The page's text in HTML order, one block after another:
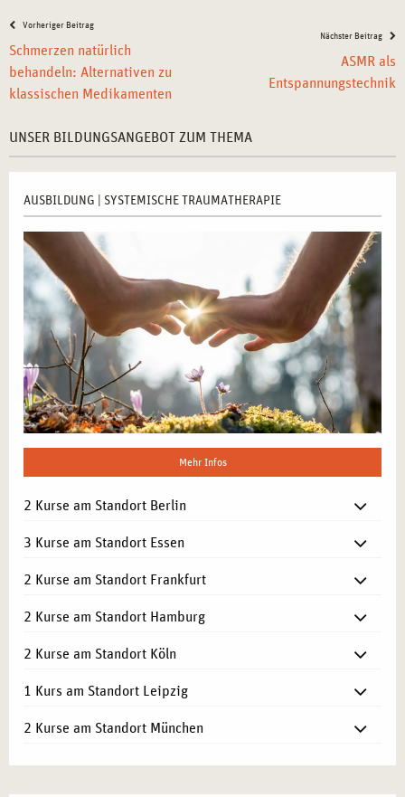
Vorheriger Beitrag
Schmerzen natürlich
behandeln: Alternativen zu
klassischen Medikamenten
Nächster Beitrag
ASMR als
Entspannungstechnik
UNSER BILDUNGSANGEBOT ZUM THEMA
AUSBILDUNG | SYSTEMISCHE TRAUMATHERAPIE
Mehr Infos
2 Kurse am Standort Berlin
3 Kurse am Standort Essen
2 Kurse am Standort Frankfurt
2 Kurse am Standort Hamburg
2 Kurse am Standort Köln
1 Kurs am Standort Leipzig
2 Kurse am Standort München